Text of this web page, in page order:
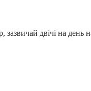
зазвичай двічі на